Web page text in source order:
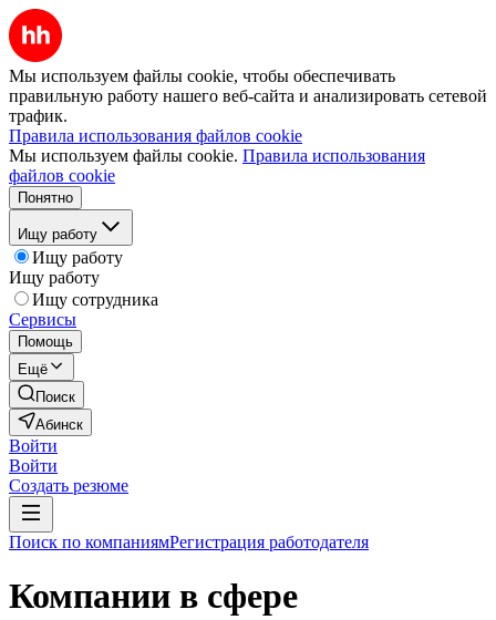
Мы используем файлы cookie, чтобы обеспечивать
правильную работу нашего веб-сайта и анализировать сетевой
трафик.
Правила использования файлов cookie
Мы используем файлы cookie. Правила использования
файлов cookie
Понятно
Ищу работу
Ищу работу
Ищу работу
Ищу сотрудника
Сервисы
Помощь
Ещё
Поиск
Абинск
Войти
Войти
Создать резюме
Поиск по компаниямРегистрация работодателя
Компании в сфере